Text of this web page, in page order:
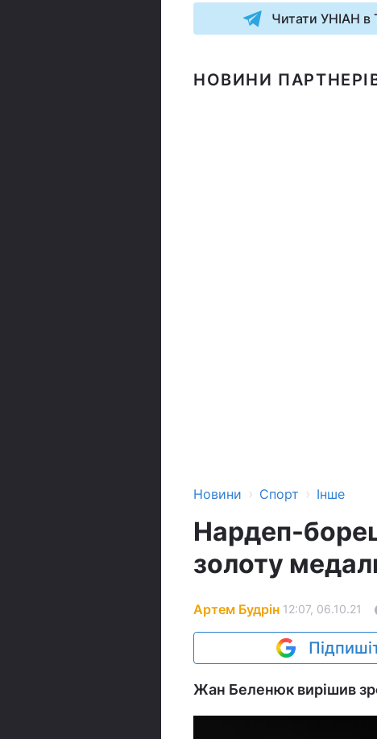
Читати УНІАН в
НОВИНИ
Новини › Спорт › Інше
Нардеп-
золоту
Артем Будрін 12:07, 06.10.21
Жан Беленюк вирішив